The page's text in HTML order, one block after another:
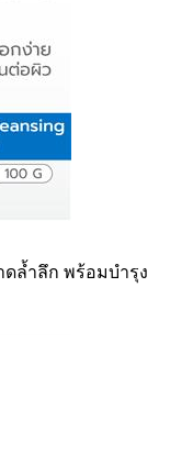
าดล้ำลึก พร้อมบำรุง